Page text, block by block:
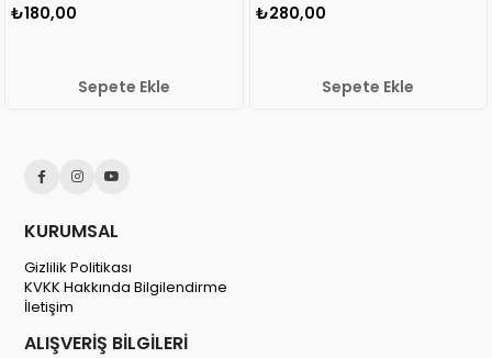
KURUMSAL
Gizlilik Politikası
KVKK Hakkında Bilgilendirme
İletişim
ALIŞVERİŞ BİLGİLERİ